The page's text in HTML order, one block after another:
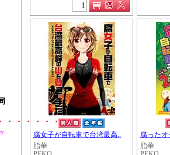
・・・・・・・・・・・
腐女子が自転車で台湾最高..
脂華
腐った
脂華